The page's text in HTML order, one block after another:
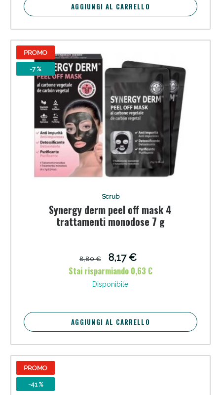
AGGIUNGI AL CARRELLO
PROMO
-7 %
Scrub
Synergy derm peel off mask 4
trattamenti monodose 7 g
8,80 €
8,17 €
Stai risparmiando 0,63 €
Disponibile
AGGIUNGI AL CARRELLO
PROMO
-41 %
Benessere Intestinale: Sconto fino al 55% valido
oggi!